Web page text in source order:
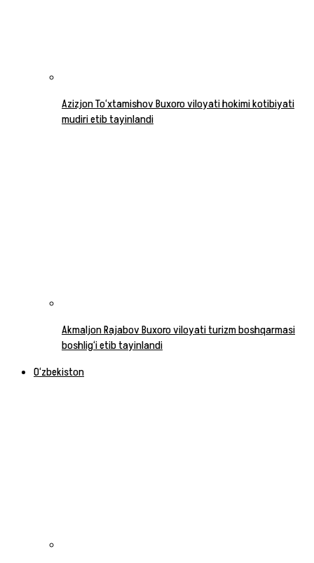
Azizjon To‘xtamishov Buxoro viloyati hokimi kotibiyati
mudiri etib tayinlandi
Akmaljon Rajabov Buxoro viloyati turizm boshqarmasi
boshlig‘i etib tayinlandi
O‘zbekiston